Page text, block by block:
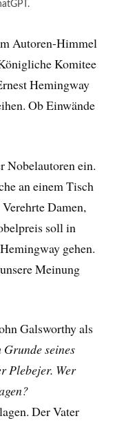
Autoren-Himmel
Komitee
Hemingway
Ob Einwände
Nobelautoren ein.
an einem Tisch
Damen,
soll in
gehen.
Meinung
Galsworthy als
seines
Plebejer. Wer
Der Vater